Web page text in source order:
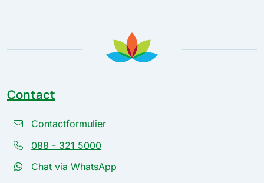
Contact
Contactformulier
088 - 321 5000
Chat via WhatsApp